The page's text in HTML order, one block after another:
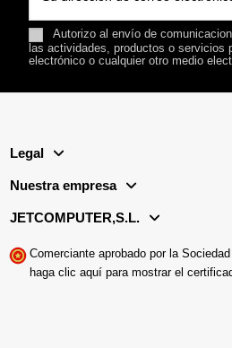
Autorizo al envío de
las actividades, productos o servicios
electrónico o cualquier otro medio
Legal
Nuestra empresa
JETCOMPUTER,S.L.
Comerciante aprobado por la
haga clic aquí para mostrar el